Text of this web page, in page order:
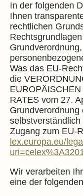
In der folgenden
Ihnen
rechtlichen
Was das EU-
die
RATES vom 27.
Zugang zum EU-
lex.europa.eu/
Wir verarbeiten
eine der